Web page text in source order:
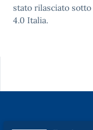
stato rilasciato sotto
4.0 Italia.